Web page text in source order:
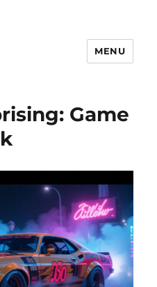
Ini Pasti
MENU
Game